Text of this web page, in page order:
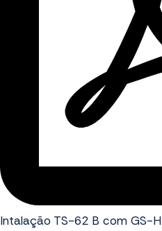
Intalação TS-62 B com GS-H